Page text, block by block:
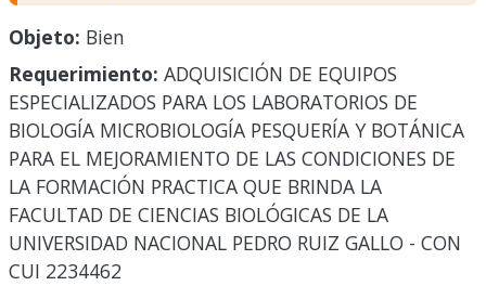
Objeto: Bien
Requerimiento: ADQUISICIÓN DE EQUIPOS
ESPECIALIZADOS PARA LOS LABORATORIOS DE
BIOLOGÍA MICROBIOLOGÍA PESQUERÍA Y BOTÁNICA
PARA EL MEJORAMIENTO DE LAS CONDICIONES DE
LA FORMACIÓN PRACTICA QUE BRINDA LA
FACULTAD DE CIENCIAS BIOLÓGICAS DE LA
UNIVERSIDAD NACIONAL PEDRO RUIZ GALLO - CON
CUI 2234462